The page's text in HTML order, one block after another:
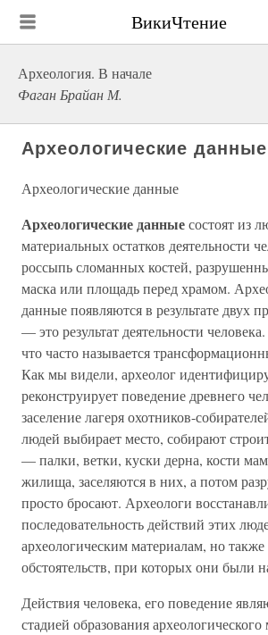
ВикиЧтение
Археология. В начале
Фаган Брайан М.
Археологические данные
Археологические данные
Археологические данныесостоят из
материальных остатков деятельности
россыпь сломанных костей,
маска или площадь перед храмом.
данные появляются в результате двух
— это результат деятельности человека.
что часто называется
Как мы видели, археолог
реконструирует поведение древнего
заселение лагеря охотников-
людей выбирает место, собирают
— палки, ветки, куски дерна, кости
жилища, заселяются в них, а потом
просто бросают. Археологи
последовательность действий этих
археологическим материалам, но также
обстоятельств, при которых они были
Действия человека, его поведение
стадией образования